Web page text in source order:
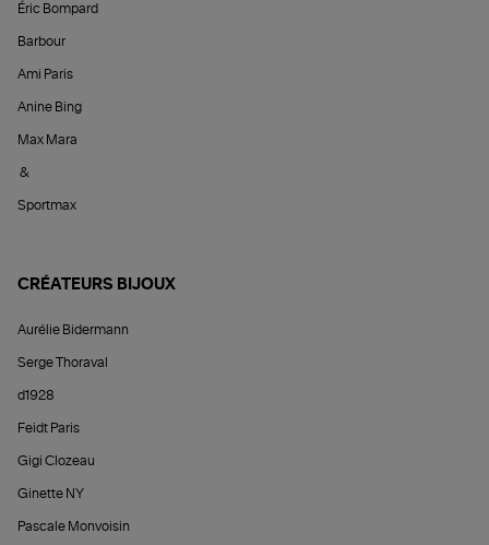
Éric Bompard
Barbour
Ami Paris
Anine Bing
Max Mara
&
Sportmax
CRÉATEURS BIJOUX
Aurélie Bidermann
Serge Thoraval
d1928
Feidt Paris
Gigi Clozeau
Ginette NY
Pascale Monvoisin